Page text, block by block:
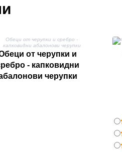
от черупки и
- капковидни
черупки